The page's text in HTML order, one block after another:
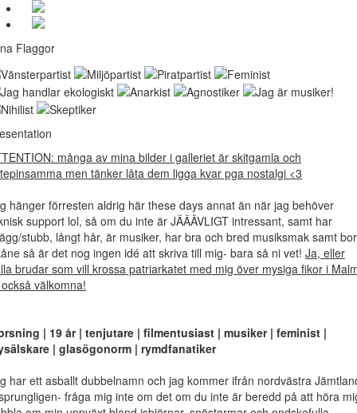
Flaggor
många av mina bilder i galleriet är skitgamla och
men tänker låta dem ligga kvar pga nostalgi <3
hänger förresten aldrig här these days annat än när jag behöver
support lol, så om du inte är JÄÄÄVLIGT intressant, samt har
stubb, långt hår, är musiker, har bra och bred musiksmak samt
så är det nog ingen idé att skriva till mig- bara så ni vet! Ja, eller
brudar som vill krossa patriarkatet med mig över mysiga fikor i
välkomna!
| 19 år | tenjutare | filmentusiast | musiker | feminist |
| glasögonorm | rymdfanatiker
har ett asballt dubbelnamn och jag kommer ifrån nordvästra
fråga mig inte om det om du inte är beredd på att höra